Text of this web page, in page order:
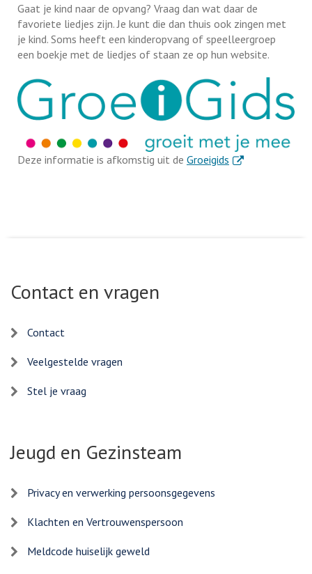
Gaat je kind naar de opvang? Vraag dan wat daar de
favoriete liedjes zijn. Je kunt die dan thuis ook zingen met
je kind. Soms heeft een kinderopvang of speelleergroep
een boekje met de liedjes of staan ze op hun website.
Deze informatie is afkomstig uit de Groeigids . Externe link
Contact en vragen
Contact
Veelgestelde vragen
Stel je vraag
Jeugd en Gezinsteam
Privacy en verwerking persoonsgegevens
Klachten en Vertrouwenspersoon
Meldcode huiselijk geweld